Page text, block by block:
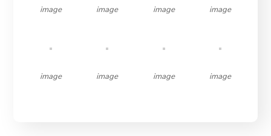
image image image image
image image image image